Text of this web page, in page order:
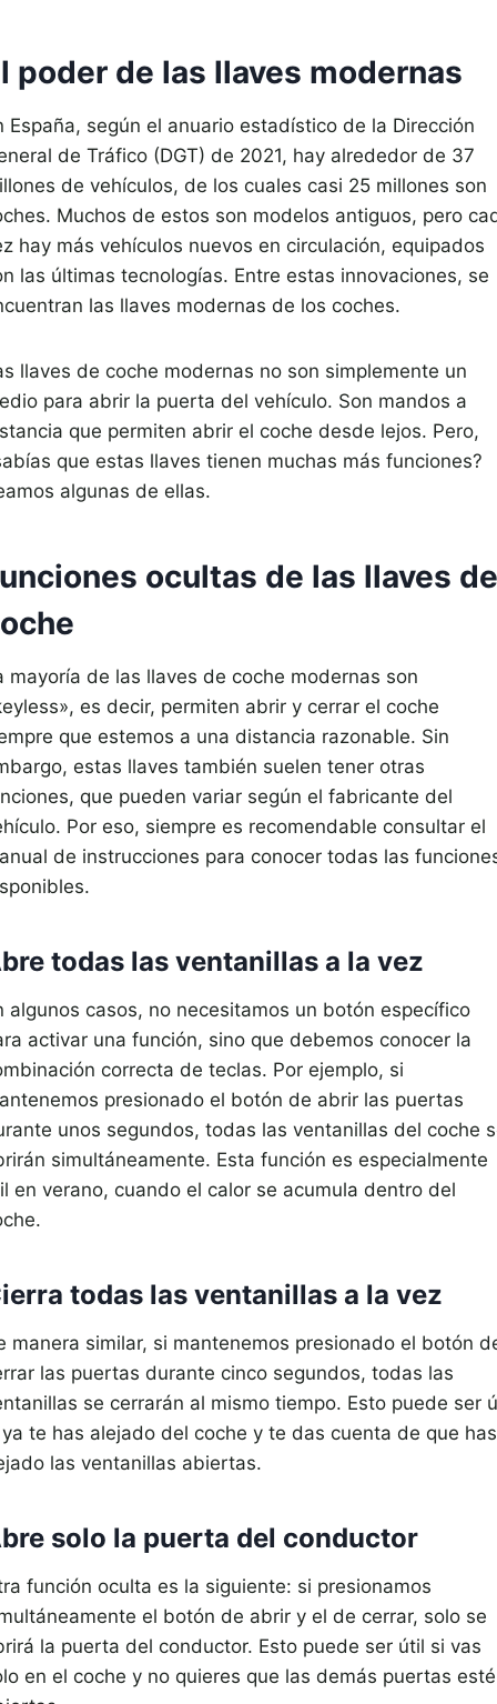
poder de las llaves modernas
España, según el anuario estadístico de la Dirección
de Tráfico (DGT) de 2021, hay alrededor de 37
de vehículos, de los cuales casi 25 millones son
Muchos de estos son modelos antiguos, pero
hay más vehículos nuevos en circulación, equipados
las últimas tecnologías. Entre estas innovaciones, se
las llaves modernas de los coches.
llaves de coche modernas no son simplemente un
para abrir la puerta del vehículo. Son mandos a
que permiten abrir el coche desde lejos. Pero,
que estas llaves tienen muchas más funciones?
algunas de ellas.
ocultas de las llaves de
mayoría de las llaves de coche modernas son
es decir, permiten abrir y cerrar el coche
que estemos a una distancia razonable. Sin
estas llaves también suelen tener otras
que pueden variar según el fabricante del
Por eso, siempre es recomendable consultar el
de instrucciones para conocer todas las
todas las ventanillas a la vez
algunos casos, no necesitamos un botón específico
activar una función, sino que debemos conocer la
correcta de teclas. Por ejemplo, si
presionado el botón de abrir las puertas
unos segundos, todas las ventanillas del coche
simultáneamente. Esta función es especialmente
en verano, cuando el calor se acumula dentro del
todas las ventanillas a la vez
manera similar, si mantenemos presionado el botón
las puertas durante cinco segundos, todas las
se cerrarán al mismo tiempo. Esto puede ser
te has alejado del coche y te das cuenta de que has
las ventanillas abiertas.
solo la puerta del conductor
función oculta es la siguiente: si presionamos
el botón de abrir y el de cerrar, solo se
la puerta del conductor. Esto puede ser útil si vas
en el coche y no quieres que las demás puertas